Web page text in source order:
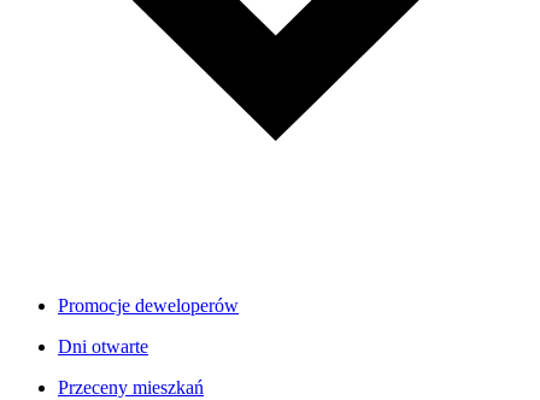
Promocje deweloperów
Dni otwarte
Przeceny mieszkań